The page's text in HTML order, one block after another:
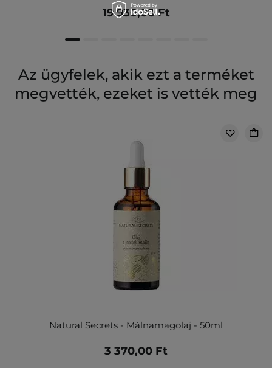
19 930,00 Ft
Az ügyfelek, akik ezt a terméket
megvették, ezeket is vették meg
Natural Secrets - Málnamagolaj - 50ml
3 370,00 Ft